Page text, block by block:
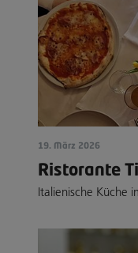
19. März 2026
Ristorante
Italienische Küche